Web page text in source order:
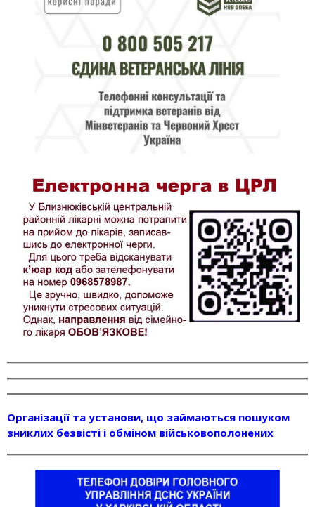
Організації та установи, що займаються пошуком
зниклих безвісті і обміном військовополонених